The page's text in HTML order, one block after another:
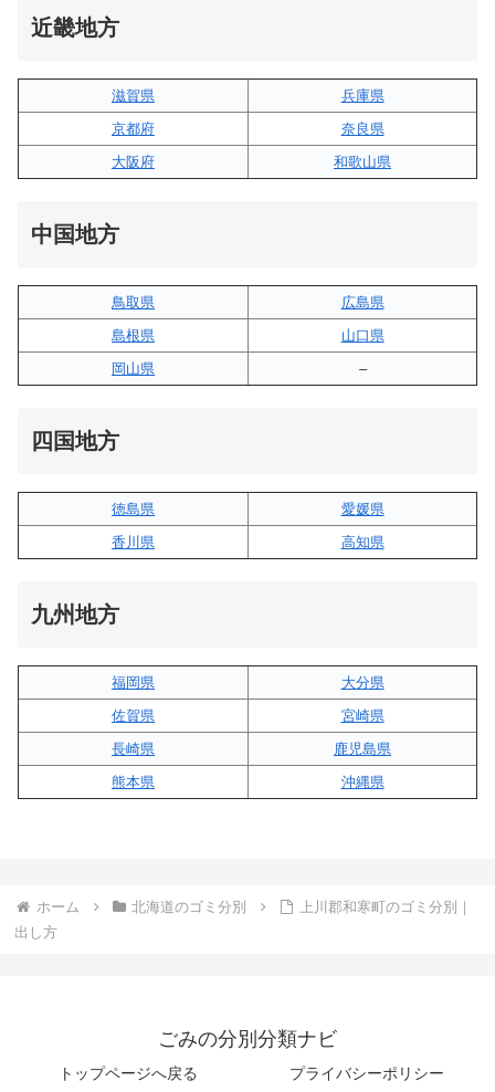
近畿地方
滋賀県
兵庫県
京都府
奈良県
大阪府
和歌山県
中国地方
鳥取県
広島県
島根県
山口県
岡山県
–
四国地方
徳島県
愛媛県
香川県
高知県
九州地方
福岡県
大分県
佐賀県
宮崎県
長崎県
鹿児島県
熊本県
沖縄県
ホーム 北海道のゴミ分別
上川郡和寒町のゴミ分別｜
出し方
ごみの分別分類ナビ
トップページへ戻る プライバシーポリシー